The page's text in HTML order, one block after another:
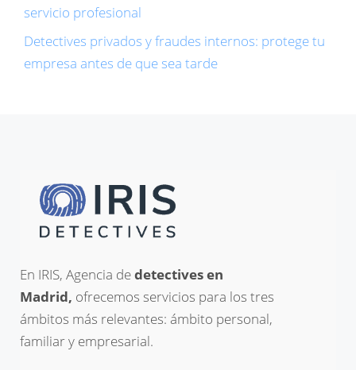
servicio profesional
Detectives privados y fraudes internos: protege tu
empresa antes de que sea tarde
En IRIS, Agencia dedetectives en
Madrid, ofrecemos servicios para los tres
ámbitos más relevantes: ámbito personal,
familiar y empresarial.